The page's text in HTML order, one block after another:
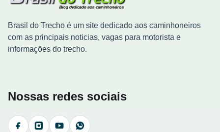
Brasil do Trecho é um site dedicado aos caminhoneiros
com as principais noticias, vagas para motorista e
informações do trecho.
Nossas redes sociais